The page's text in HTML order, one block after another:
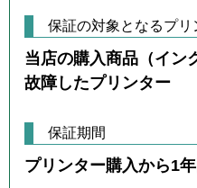
保証の対象となるプリ
当店の購入商品（イン
故障したプリンター
保証期間
プリンター購入から1